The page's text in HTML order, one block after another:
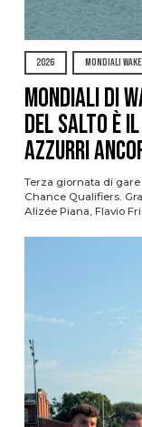
2026 MONDIALI
Mondiali di
del Salto è
azzurri
Terza giornata di
Chance Qualifiers.
Alizée Piana, Flavio